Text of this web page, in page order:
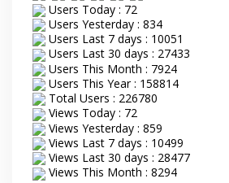
Users Today : 72
Users Yesterday : 834
Users Last 7 days : 10051
Users Last 30 days : 27433
Users This Month : 7924
Users This Year : 158814
Total Users : 226780
Views Today : 72
Views Yesterday : 859
Views Last 7 days : 10499
Views Last 30 days : 28477
Views This Month : 8294